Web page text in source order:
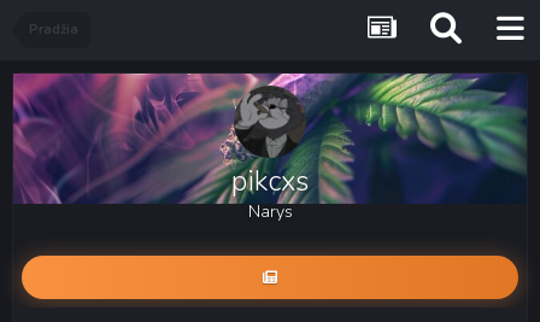
Pradžia
pikcxs
Narys